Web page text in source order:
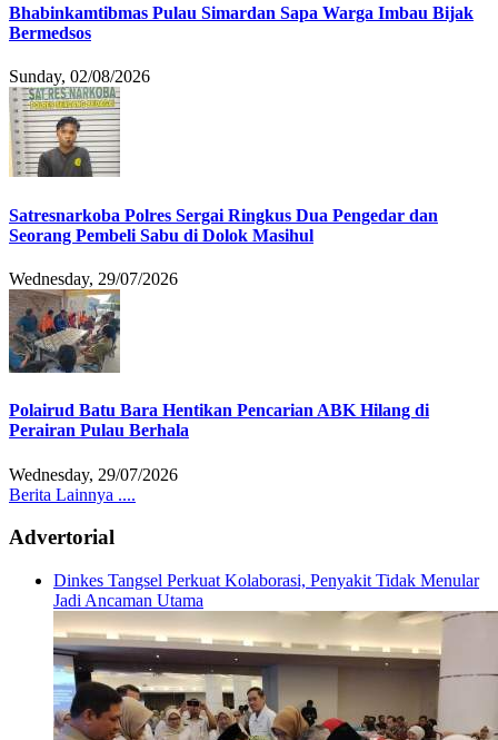
Bhabinkamtibmas Pulau Simardan Sapa Warga Imbau Bijak
Bermedsos
Sunday, 02/08/2026
Satresnarkoba Polres Sergai Ringkus Dua Pengedar dan
Seorang Pembeli Sabu di Dolok Masihul
Wednesday, 29/07/2026
Polairud Batu Bara Hentikan Pencarian ABK Hilang di
Perairan Pulau Berhala
Wednesday, 29/07/2026
Berita Lainnya ....
Advertorial
Dinkes Tangsel Perkuat Kolaborasi, Penyakit Tidak Menular
Jadi Ancaman Utama